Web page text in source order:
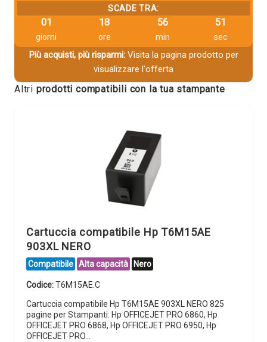
SCADE TRA:
01
giorni
18
ore
56
min
50
sec
Più acquisti, più risparmi:Visita la pagina prodotto per
visualizzare l'offerta
Altri prodotti compatibili con la tua stampante
Cartuccia compatibile Hp T6M15AE
903XL NERO
Compatibile Alta capacità Nero
Codice:T6M15AE.C
Cartuccia compatibile Hp T6M15AE 903XL NERO 825
pagine per Stampanti: Hp OFFICEJET PRO 6860, Hp
OFFICEJET PRO 6868, Hp OFFICEJET PRO 6950, Hp
OFFICEJET PRO…